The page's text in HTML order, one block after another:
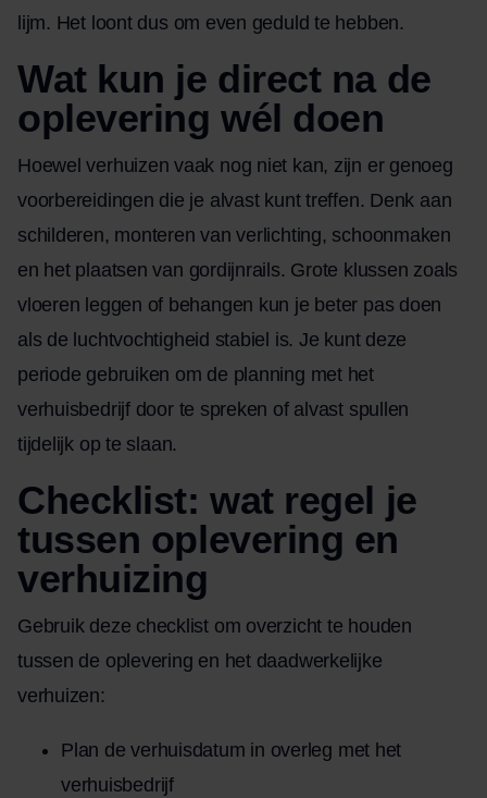
lijm. Het loont dus om even geduld te hebben.
Wat kun je direct na de
oplevering wél doen
Hoewel verhuizen vaak nog niet kan, zijn er genoeg
voorbereidingen die je alvast kunt treffen. Denk aan
schilderen, monteren van verlichting, schoonmaken
en het plaatsen van gordijnrails. Grote klussen zoals
vloeren leggen of behangen kun je beter pas doen
als de luchtvochtigheid stabiel is. Je kunt deze
periode gebruiken om de planning met het
verhuisbedrijf door te spreken of alvast spullen
tijdelijk op te slaan.
Checklist: wat regel je
tussen oplevering en
verhuizing
Gebruik deze checklist om overzicht te houden
tussen de oplevering en het daadwerkelijke
verhuizen:
Plan de verhuisdatum in overleg met het
verhuisbedrijf